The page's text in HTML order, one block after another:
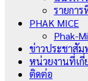
รายกา
PHAK MICE
Phak-
ข่าวประชาสั
หน่วยงานที่เกี่
ติดต่อ